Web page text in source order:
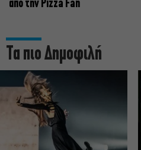
από την Pizza Fan
Τα πιο Δημοφιλή